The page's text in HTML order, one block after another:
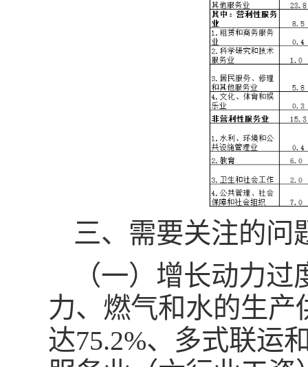
三、需要关注的问
（一）增长动力
力、燃气和水的生产
达75.2%、多式联运